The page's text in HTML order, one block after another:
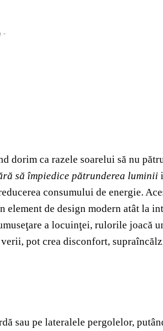
-
dorim ca razele soarelui să nu
să împiedice pătrunderea luminii
consumului de energie.
de design modern atât la
a locuinţei, rulorile joacă
pot crea disconfort,